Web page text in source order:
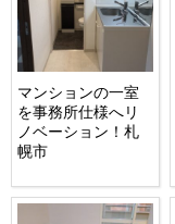
マンションの一室
を事務所仕様へリ
ノベーション！札
幌市